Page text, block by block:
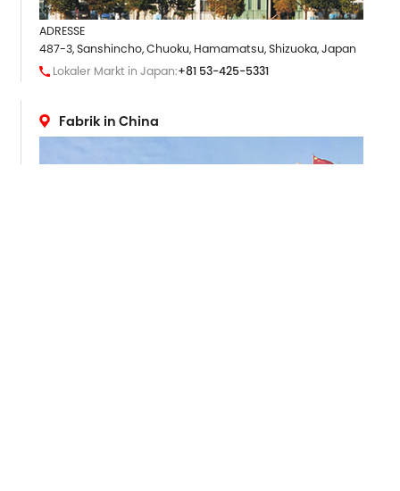
ADRESSE
487-3, Sanshincho, Chuoku, Hamamatsu, Shizuoka, Japan
Lokaler Markt in Japan:+81 53-425-5331
Fabrik in China